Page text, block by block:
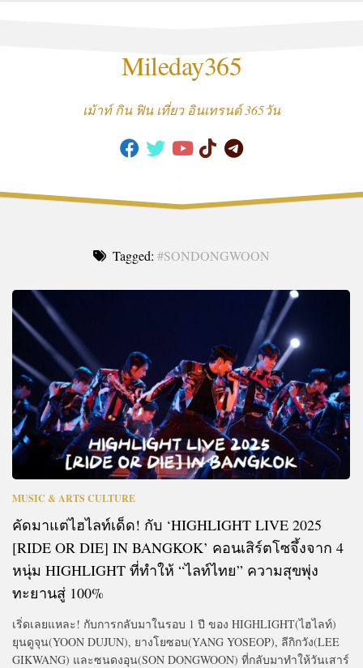
Mileday365
เม้าท์ กิน ฟิน เที่ยว อินเทรนด์ 365วัน
Tagged: #SONDONGWOON
MUSIC & ARTS CULTURE
คัดมาแต่ไฮไลท์เด็ด! กับ ‘HIGHLIGHT LIVE 2025
[RIDE OR DIE] IN BANGKOK’ คอนเสิร์ตโซจึ้งจาก 4
หนุ่ม HIGHLIGHT ที่ทำให้ “ไลท์ไทย” ความสุขพุ่ง
ทะยานสู่ 100%
เริ่ดเลยแหละ! กับการกลับมาในรอบ 1 ปี ของ HIGHLIGHT(ไฮไลท์)
ยุนดูจุน(YOON DUJUN), ยางโยซอบ(YANG YOSEOP), ลีกิกวัง(LEE
GIKWANG) และซนดงอุน(SON DONGWOON) ที่กลับมาทำให้วันเสาร์